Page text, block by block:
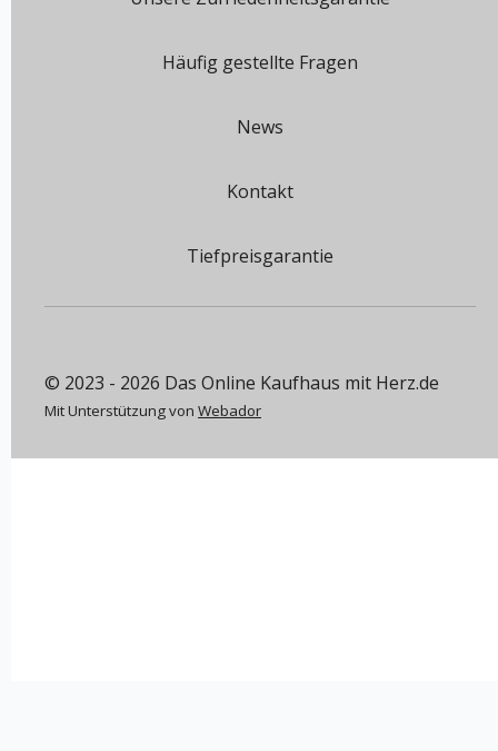
Häufig gestellte Fragen
News
Kontakt
Tiefpreisgarantie
© 2023 - 2026 Das Online Kaufhaus mit Herz.de
Mit Unterstützung von Webador